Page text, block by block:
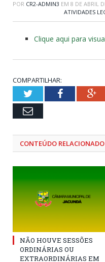
POR CR2-ADMIN3 EM 8 DE ABRIL
ATIVIDADES
Clique aqui para
COMPARTILHAR:
TwitterFacebook
Email
CONTEÚDO RELACIONADO
NÃO HOUVE SESSÕES
ORDINÁRIAS OU
EXTRAORDINÁRIAS EM